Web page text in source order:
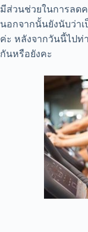
มีส่วนช่วยในการลด
นอกจากนั้นยังนับว่าเ
ค่ะ หลังจากวันนี้ไปท่
กันหรือยังคะ